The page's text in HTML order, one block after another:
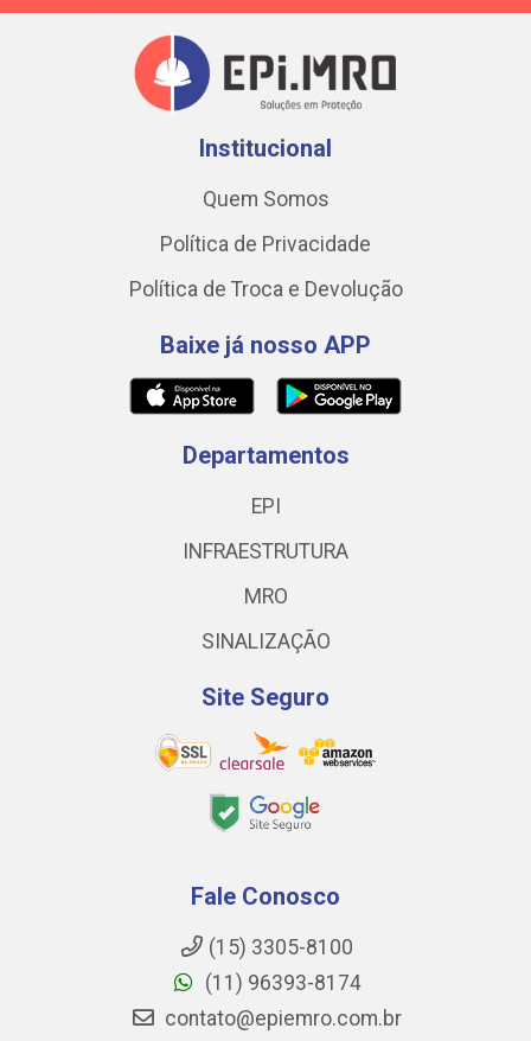
Institucional
Quem Somos
Política de Privacidade
Política de Troca e Devolução
Baixe já nosso APP
Departamentos
EPI
INFRAESTRUTURA
MRO
SINALIZAÇÃO
Site Seguro
Fale Conosco
(15) 3305-8100
(11) 96393-8174
contato@epiemro.com.br